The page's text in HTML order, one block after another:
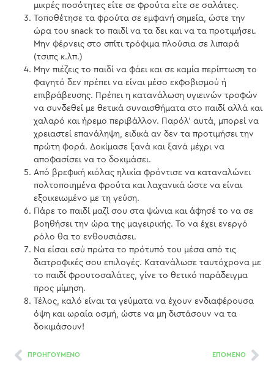
μικρές ποσότητες είτε σε φρούτα είτε σε σαλάτες.
Τοποθέτησε τα φρούτα σε εμφανή σημεία, ώστε την
ώρα του snack το παιδί να τα δει και να τα προτιμήσει.
Μην φέρνεις στο σπίτι τρόφιμα πλούσια σε λιπαρά
(τσιπς κ.λπ.)
Μην πιέζεις το παιδί να φάει και σε καμία περίπτωση το
φαγητό δεν πρέπει να είναι μέσο εκφοβισμού ή
επιβράβευσης. Πρέπει η κατανάλωση υγιεινών τροφών
να συνδεθεί με θετικά συναισθήματα στο παιδί αλλά και
χαλαρό και ήρεμο περιβάλλον. Παρόλ’ αυτά, μπορεί να
χρειαστεί επανάληψη, ειδικά αν δεν τα προτιμήσει την
πρώτη φορά. Δοκίμασε ξανά και ξανά μέχρι να
αποφασίσει να το δοκιμάσει.
Από βρεφική κιόλας ηλικία φρόντισε να καταναλώνει
πολτοποιημένα φρούτα και λαχανικά ώστε να είναι
εξοικειωμένο με τη γεύση.
Πάρε το παιδί μαζί σου στα ψώνια και άφησέ το να σε
βοηθήσει την ώρα της μαγειρικής. Το να έχει ενεργό
ρόλο θα το ενθουσιάσει.
Να είσαι εσύ πρώτα το πρότυπό του μέσα από τις
διατροφικές σου επιλογές. Κατανάλωσε ταυτόχρονα με
το παιδί φρουτοσαλάτες, γίνε το θετικό παράδειγμα
προς μίμηση.
Τέλος, καλό είναι τα γεύματα να έχουν ενδιαφέρουσα
όψη και ωραία οσμή, ώστε να μη διστάσουν να τα
δοκιμάσουν!
ΠΡΟΗΓΟΥΜΕΝΟ ΕΠΟΜΕΝΟ